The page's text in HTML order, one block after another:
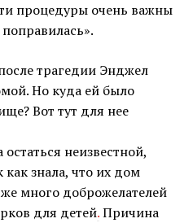
процедуры очень важны
трагедии Энджел
Но куда ей было
Вот тут для нее
неизвестной,
знала, что их дом
много доброжелателей
для детей.Причина